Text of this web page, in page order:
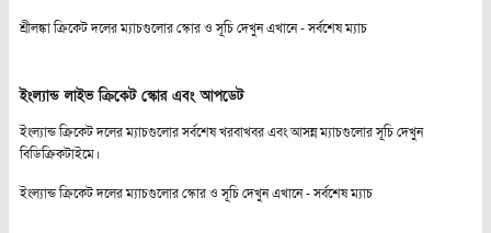
শ্রীলঙ্কা ক্রিকেট দলের ম্যাচগুলোর স্কোর ও সূচি দেখুন এখানে -সর্বশেষ ম্যাচ
ইংল্যান্ড লাইভ ক্রিকেট স্কোর এবং আপডেট
ইংল্যান্ড ক্রিকেট দলের ম্যাচগুলোর সর্বশেষ খরবাখবর এবং আসন্ন ম্যাচগুলোর সূচি দেখুন
বিডিক্রিকটাইমে।
ইংল্যান্ড ক্রিকেট দলের ম্যাচগুলোর স্কোর ও সূচি দেখুন এখানে -সর্বশেষ ম্যাচ